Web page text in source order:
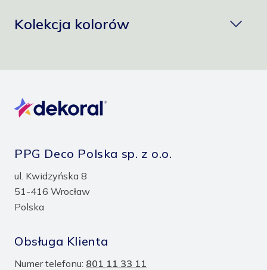
Kolekcja kolorów
PPG Deco Polska sp. z o.o.
ul. Kwidzyńska 8
51-416 Wrocław
Polska
Obsługa Klienta
Numer telefonu: 801 11 33 11